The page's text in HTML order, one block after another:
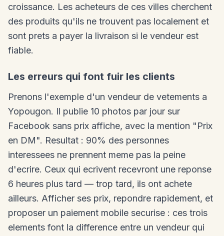
croissance. Les acheteurs de ces villes cherchent
des produits qu'ils ne trouvent pas localement et
sont prets a payer la livraison si le vendeur est
fiable.
Les erreurs qui font fuir les clients
Prenons l'exemple d'un vendeur de vetements a
Yopougon. Il publie 10 photos par jour sur
Facebook sans prix affiche, avec la mention "Prix
en DM". Resultat : 90% des personnes
interessees ne prennent meme pas la peine
d'ecrire. Ceux qui ecrivent recevront une reponse
6 heures plus tard — trop tard, ils ont achete
ailleurs. Afficher ses prix, repondre rapidement, et
proposer un paiement mobile securise : ces trois
elements font la difference entre un vendeur qui